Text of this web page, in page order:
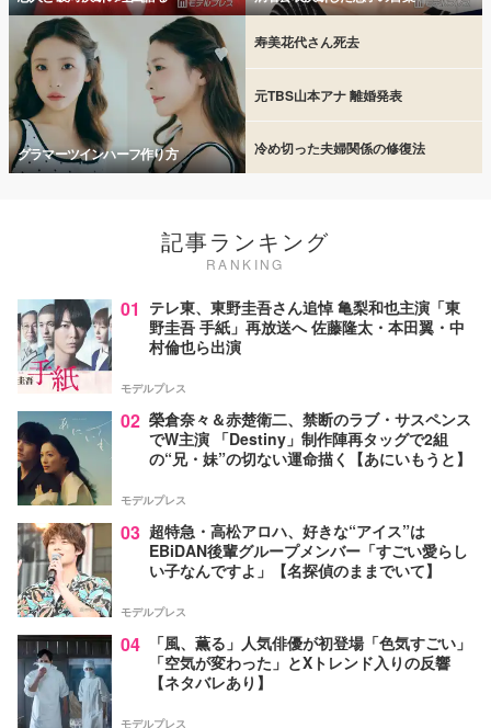
グラマーツインハーフ作り方
寿美花代さん死去
元TBS山本アナ 離婚発表
冷め切った夫婦関係の修復法
記事ランキング
RANKING
01 テレ東、東野圭吾さん追悼 亀梨和也主演「東
野圭吾 手紙」再放送へ 佐藤隆太・本田翼・中
村倫也ら出演
モデルプレス
02 榮倉奈々＆赤楚衛二、禁断のラブ・サスペンス
でW主演 「Destiny」制作陣再タッグで2組
の“兄・妹”の切ない運命描く【あにいもうと】
モデルプレス
03 超特急・高松アロハ、好きな“アイス”は
EBiDAN後輩グループメンバー「すごい愛らし
い子なんですよ」【名探偵のままでいて】
モデルプレス
04
「風、薫る」人気俳優が初登場「色気すごい」
「空気が変わった」とXトレンド入りの反響
【ネタバレあり】
モデルプレス